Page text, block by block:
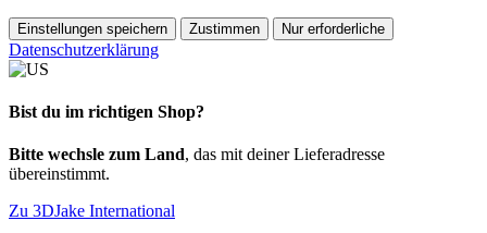
Einstellungen speichern Zustimmen Nur erforderliche
Datenschutzerklärung
Bist du im richtigen Shop?
Bitte wechsle zum Land, das mit deiner Lieferadresse
übereinstimmt.
Zu 3DJake International